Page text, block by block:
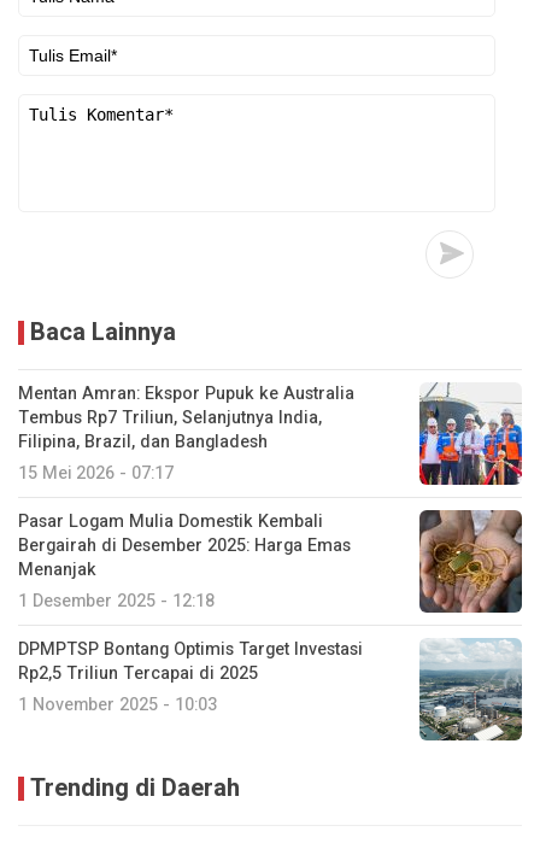
Baca Lainnya
Mentan Amran: Ekspor Pupuk ke Australia
Tembus Rp7 Triliun, Selanjutnya India,
Filipina, Brazil, dan Bangladesh
15 Mei 2026 - 07:17
Pasar Logam Mulia Domestik Kembali
Bergairah di Desember 2025: Harga Emas
Menanjak
1 Desember 2025 - 12:18
DPMPTSP Bontang Optimis Target Investasi
Rp2,5 Triliun Tercapai di 2025
1 November 2025 - 10:03
Trending di Daerah